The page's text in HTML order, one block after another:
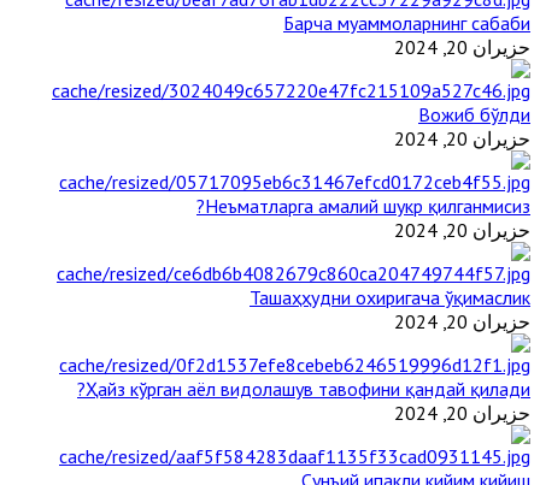
Барча муаммоларнинг сабаби
حزيران 20, 2024
Вожиб бўлди
حزيران 20, 2024
Неъматларга амалий шукр қилганмисиз?
حزيران 20, 2024
Ташаҳҳудни охиригача ўқимаслик
حزيران 20, 2024
Ҳайз кўрган аёл видолашув тавофини қандай қилади?
حزيران 20, 2024